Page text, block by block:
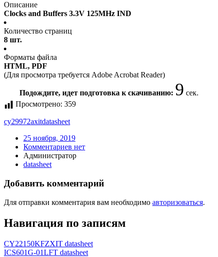
Описание
Clocks and Buffers 3.3V 125MHz IND
Количество страниц
8 шт.
Форматы файла
HTML, PDF
(Для просмотра требуется Adobe Acrobat Reader)
Подождите, идет подготовка к скачиванию: 9 сек.
Просмотрено: 359
cy29972axitdatasheet
25 ноября, 2019
Комментариев нет
Администратор
datasheet
Добавить комментарий
Для отправки комментария вам необходимо авторизоваться.
Навигация по записям
CY22150KFZXIT datasheet
ICS601G-01LFT datasheet